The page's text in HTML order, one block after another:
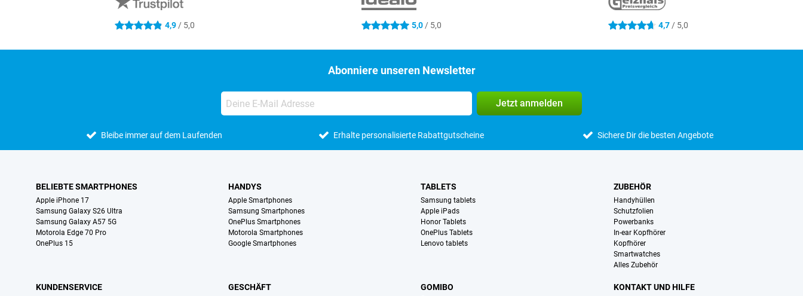
4.9 Sterne 4,9/ 5,0 5 Sterne 5,0/ 5,0 4.7 Sterne 4,7 / 5,0
Abonniere unseren Newsletter
Jetzt anmelden
Bleibe immer auf dem Laufenden Erhalte personalisierte Rabattgutscheine Sichere Dir die besten Angebote
BELIEBTE SMARTPHONES
Apple iPhone 17
Samsung Galaxy S26 Ultra
Samsung Galaxy A57 5G
Motorola Edge 70 Pro
OnePlus 15
HANDYS
Apple Smartphones
Samsung Smartphones
OnePlus Smartphones
Motorola Smartphones
Google Smartphones
TABLETS
Samsung tablets
Apple iPads
Honor Tablets
OnePlus Tablets
Lenovo tablets
ZUBEHÖR
Handyhüllen
Schutzfolien
Powerbanks
In-ear Kopfhörer
Kopfhörer
Smartwatches
Alles Zubehör
KUNDENSERVICE GESCHÄFT GOMIBO KONTAKT UND HILFE